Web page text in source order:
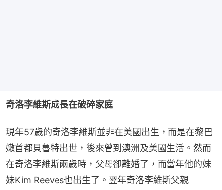
奇洛李維斯成長在破碎家庭
現年57歲的奇洛李維斯並非在美國出生，而是在黎巴
嫩首都貝魯特出世，後來曾到澳洲及美國生活。然而
在奇洛李維斯兩歲時，父母卻離婚了，而當年他的妹
妹Kim Reeves也出生了。翌年奇洛李維斯父親